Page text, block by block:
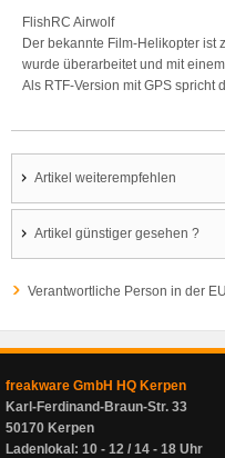
FlishRC Airwolf
Der bekannte Film-Helikopter ist
wurde überarbeitet und mit
Als RTF-Version mit GPS spricht
Artikel weiterempfehlen
Artikel günstiger gesehen ?
Verantwortliche Person in der EU
freakware GmbH HQ Kerpen
Karl-Ferdinand-Braun-Str. 33
50170 Kerpen
Ladenlokal: 10 - 12 / 14 - 18 Uhr